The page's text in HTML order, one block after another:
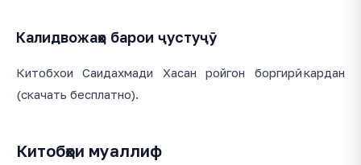
Калидвожаҳо барои ҷустуҷӯ
Китобхои Саидахмади Хасан ройгон боргирӣ кардан
(скачать бесплатно).
Китобҳои муаллиф